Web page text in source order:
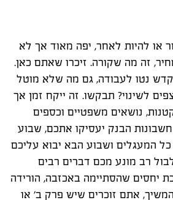
או להיות לאחר, יפה מאוד אך לא
זה מה שקורה. זיכרו שאתם כאן.
נטו לעבודה, גם מה שלא מוטל
לשינוי? תבקשו. זה ייקח זמן אך
נושאים משפטיים וכספים
הבנק יעסיקו אתכם, שבוע
המעגלים ושבוע הבא יבוא עליכם
רב מונע מכם דברים רבים
יחסים שהסתיימה באכזבה, הורידה
אתם זוכרים שיש פרק ב' או